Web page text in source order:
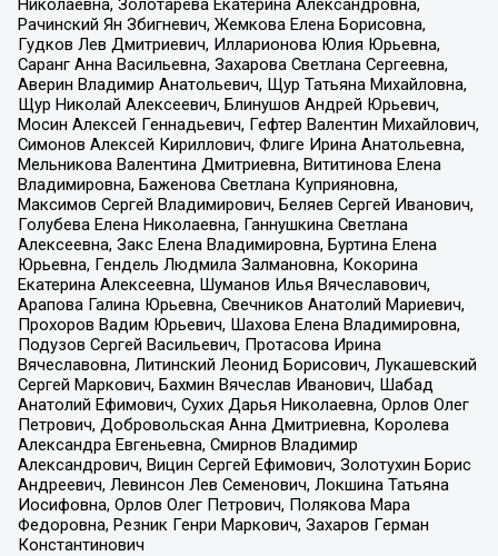
Николаевна, Золотарева Екатерина Александровна,
Рачинский Ян Збигневич, Жемкова Елена Борисовна,
Гудков Лев Дмитриевич, Илларионова Юлия Юрьевна,
Саранг Анна Васильевна, Захарова Светлана Сергеевна,
Аверин Владимир Анатольевич, Щур Татьяна Михайловна,
Щур Николай Алексеевич, Блинушов Андрей Юрьевич,
Мосин Алексей Геннадьевич, Гефтер Валентин Михайлович,
Симонов Алексей Кириллович, Флиге Ирина Анатольевна,
Мельникова Валентина Дмитриевна, Вититинова Елена
Владимировна, Баженова Светлана Куприяновна,
Максимов Сергей Владимирович, Беляев Сергей Иванович,
Голубева Елена Николаевна, Ганнушкина Светлана
Алексеевна, Закс Елена Владимировна, Буртина Елена
Юрьевна, Гендель Людмила Залмановна, Кокорина
Екатерина Алексеевна, Шуманов Илья Вячеславович,
Арапова Галина Юрьевна, Свечников Анатолий Мариевич,
Прохоров Вадим Юрьевич, Шахова Елена Владимировна,
Подузов Сергей Васильевич, Протасова Ирина
Вячеславовна, Литинский Леонид Борисович, Лукашевский
Сергей Маркович, Бахмин Вячеслав Иванович, Шабад
Анатолий Ефимович, Сухих Дарья Николаевна, Орлов Олег
Петрович, Добровольская Анна Дмитриевна, Королева
Александра Евгеньевна, Смирнов Владимир
Александрович, Вицин Сергей Ефимович, Золотухин Борис
Андреевич, Левинсон Лев Семенович, Локшина Татьяна
Иосифовна, Орлов Олег Петрович, Полякова Мара
Федоровна, Резник Генри Маркович, Захаров Герман
Константинович